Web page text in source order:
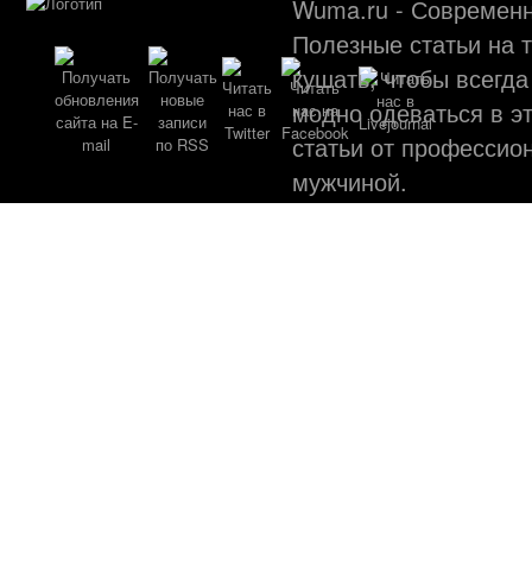
Wuma.ru -
Полезные статьи на
кушать, чтобы
модно одеваться в
статьи от
мужчиной.